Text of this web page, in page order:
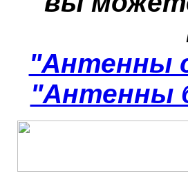
"Антенны
"Антенны